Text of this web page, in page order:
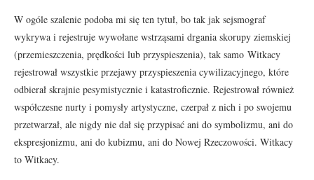
W ogóle szalenie podoba mi się ten tytuł, bo tak jak sejsmograf
wykrywa i rejestruje wywołane wstrząsami drgania skorupy ziemskiej
(przemieszczenia, prędkości lub przyspieszenia), tak samo Witkacy
rejestrował wszystkie przejawy przyspieszenia cywilizacyjnego, które
odbierał skrajnie pesymistycznie i katastroficznie. Rejestrował również
współczesne nurty i pomysły artystyczne, czerpał z nich i po swojemu
przetwarzał, ale nigdy nie dał się przypisać ani do symbolizmu, ani do
ekspresjonizmu, ani do kubizmu, ani do Nowej Rzeczowości. Witkacy
to Witkacy.